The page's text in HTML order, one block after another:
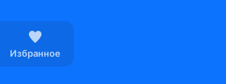
Избранное